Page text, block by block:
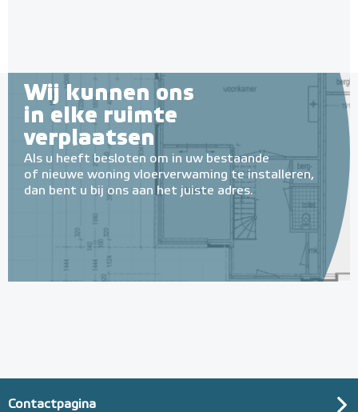
Geïsoleerde Noppenplaten
€ 148,00
Wij kunnen ons
in elke ruimte
verplaatsen
Als u heeft besloten om in uw bestaande
of nieuwe woning vloerverwaming te installeren,
dan bent u bij ons aan het juiste adres.
Contactpagina